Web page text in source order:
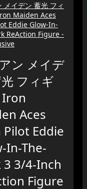
メイデン 蓄光 フィ
Maiden Aces
Eddie Glow-In-
ReAction Figure -
ン メイデ
フィギ
Iron
Aces
Pilot Eddie
In-The-
3 3/4-Inch
Figure